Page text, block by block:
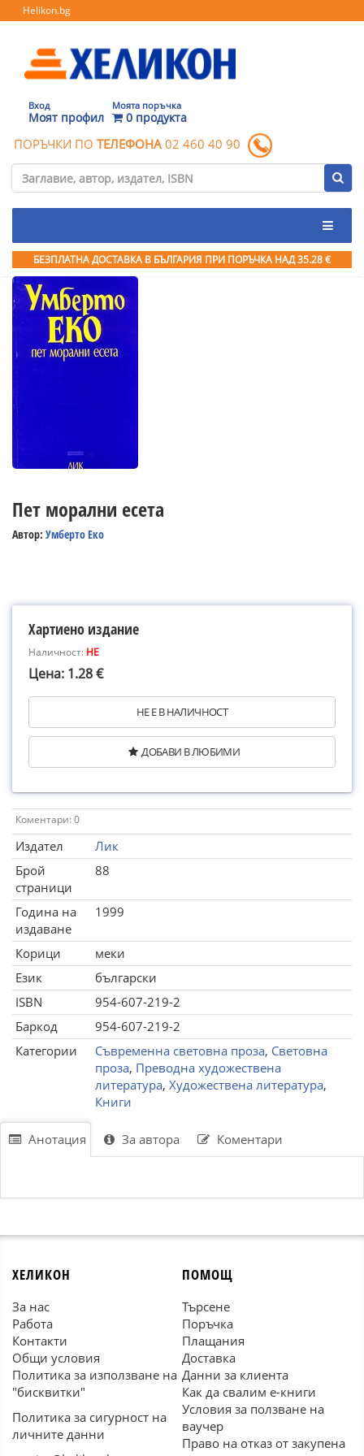
Helikon.bg
Вход
Моят профил
Моята поръчка
0 продукта
ПОРЪЧКИ ПО ТЕЛЕФОНА 02 460 40 90
БЕЗПЛАТНА ДОСТАВКА В БЪЛГАРИЯ ПРИ ПОРЪЧКА НАД 35.28 €
Пет морални есета
Автор: Умберто Еко
Хартиено издание
Наличност: НЕ
Цена: 1.28 €
НЕ Е В НАЛИЧНОСТ
ДОБАВИ В ЛЮБИМИ
Коментари: 0
Издател
Лик
Брой
страници
88
Година на
издаване
1999
Корици
меки
Език
български
ISBN
954-607-219-2
Баркод
954-607-219-2
Категории
Съвременна световна проза, Световна
проза, Преводна художествена
литература, Художествена литература,
Книги
Анотация За автора Коментари
ХЕЛИКОН
За нас
Работа
Контакти
Общи условия
Политика за използване на
"бисквитки"
Политика за сигурност на
личните данни
ПОМОЩ
Търсене
Поръчка
Плащания
Доставка
Данни за клиента
Как да свалим е-книги
Условия за ползване на
ваучер
Право на отказ от закупена